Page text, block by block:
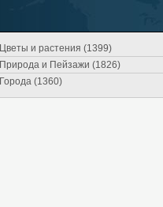
Цветы и растения (1399)
Природа и Пейзажи (1826)
Города (1360)